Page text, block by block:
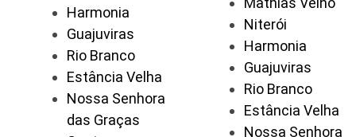
Harmonia
Guajuviras
Rio Branco
Estância Velha
Nossa Senhora
das Graças
Niterói
Harmonia
Guajuviras
Rio Branco
Estância Velha
Nossa Senhora